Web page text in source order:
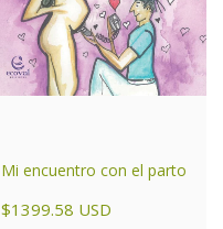
Mi encuentro con el parto
$1399.58 USD